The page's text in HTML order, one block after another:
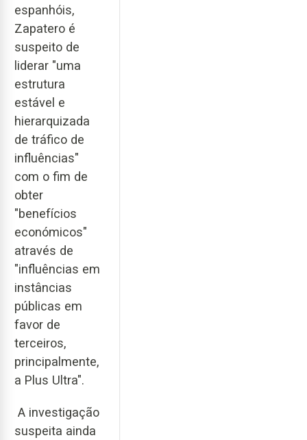
espanhóis,
Zapatero é
suspeito de
liderar "uma
estrutura
estável e
hierarquizada
de tráfico de
influências"
com o fim de
obter
"benefícios
económicos"
através de
"influências em
instâncias
públicas em
favor de
terceiros,
principalmente,
a Plus Ultra".
A investigação
suspeita ainda